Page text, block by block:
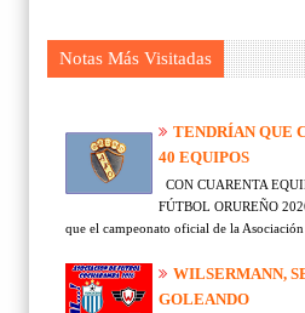
Notas Más Visitadas
TENDRÍAN QUE
40 EQUIPOS
CON CUARENTA
FÚTBOL ORUREÑO
que el campeonato oficial de la Asociación
WILSERMANN,
GOLEANDO